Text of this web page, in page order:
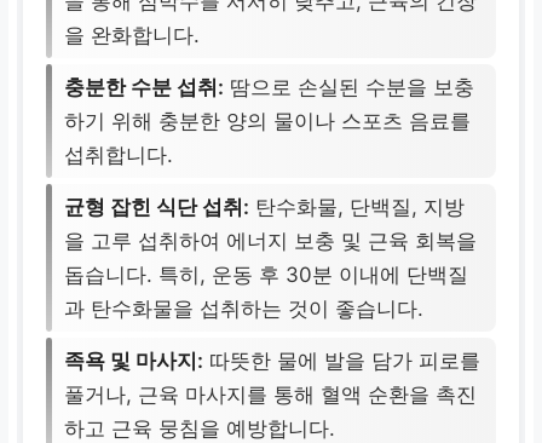
을 완화합니다.
충분한 수분 섭취: 땀으로 손실된 수분을 보충
하기 위해 충분한 양의 물이나 스포츠 음료를
섭취합니다.
균형 잡힌 식단 섭취: 탄수화물, 단백질, 지방
을 고루 섭취하여 에너지 보충 및 근육 회복을
돕습니다. 특히, 운동 후 30분 이내에 단백질
과 탄수화물을 섭취하는 것이 좋습니다.
족욕 및 마사지: 따뜻한 물에 발을 담가 피로를
풀거나, 근육 마사지를 통해 혈액 순환을 촉진
하고 근육 뭉침을 예방합니다.